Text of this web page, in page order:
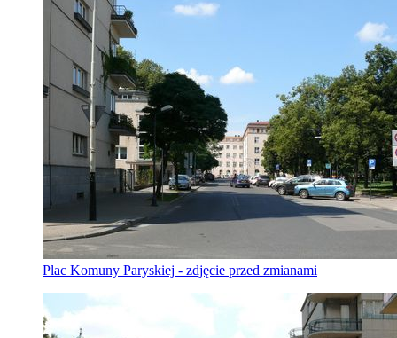
Plac Komuny Paryskiej - zdjęcie przed zmianami